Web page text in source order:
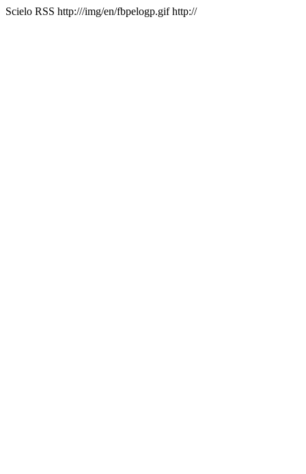
Scielo RSS http:///img/en/fbpelogp.gif http://